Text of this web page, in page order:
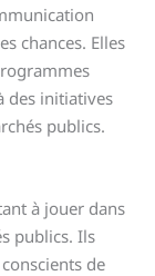
chances. Elles
des initiatives
publics.
à jouer dans
publics. Ils
de